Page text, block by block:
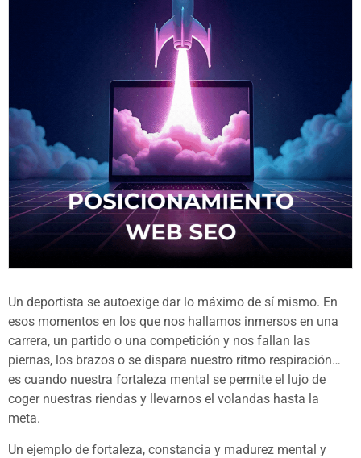
Un deportista se autoexige dar lo máximo de sí mismo. En
esos momentos en los que nos hallamos inmersos en una
carrera, un partido o una competición y nos fallan las
piernas, los brazos o se dispara nuestro ritmo respiración…
es cuando nuestra fortaleza mental se permite el lujo de
coger nuestras riendas y llevarnos el volandas hasta la
meta.
Un ejemplo de fortaleza, constancia y madurez mental y